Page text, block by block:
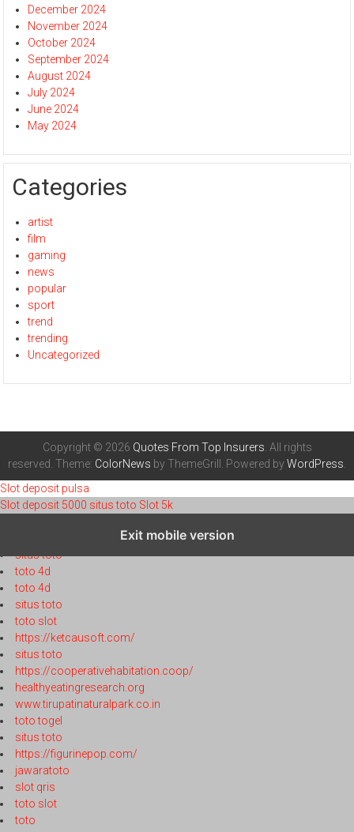
December 2024
November 2024
October 2024
September 2024
August 2024
July 2024
June 2024
May 2024
Categories
artist
film
gaming
news
popular
sport
trend
trending
Uncategorized
Copyright © 2026 Quotes From Top Insurers . All rights
reserved. Theme: ColorNews by ThemeGrill. Powered byWordPress
Slot deposit pulsa
Slot deposit 5000 situs toto Slot 5k
Exit mobile version
situs toto
toto 4d
toto 4d
situs toto
toto slot
https://ketcausoft.com/
situs toto
https://cooperativehabitation.coop/
healthyeatingresearch.org
www.tirupatinaturalpark.co.in
toto togel
situs toto
https://figurinepop.com/
jawaratoto
slot qris
toto slot
toto